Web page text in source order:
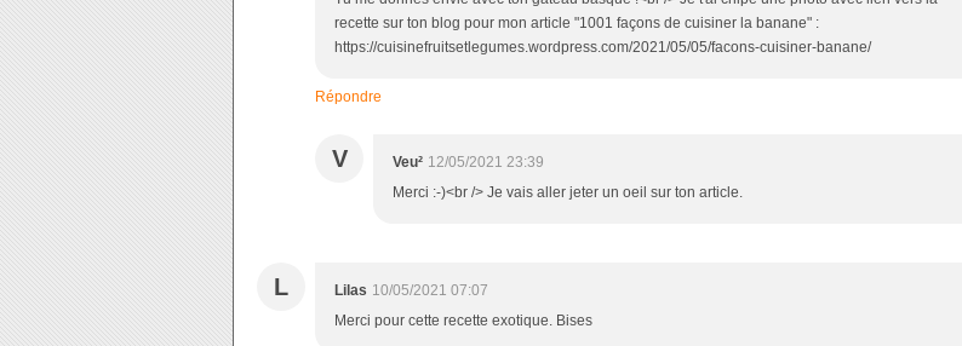
recette sur ton blog pour mon article "1001 façons de cuisiner la banane" :
https://cuisinefruitsetlegumes.wordpress.com/2021/05/05/facons-cuisiner-banane/
Répondre
V Veu² 12/05/2021 23:39
Merci :-)<br /> Je vais aller jeter un oeil sur ton article.
L Lilas 10/05/2021 07:07
Merci pour cette recette exotique. Bises